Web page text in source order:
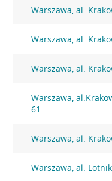
Warszawa, al.
Warszawa, al.
Warszawa, al.
Warszawa,
61
Warszawa, al.
Warszawa, al.